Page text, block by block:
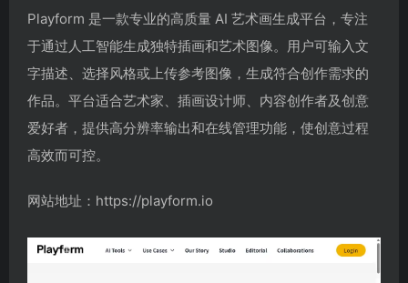
Playform 是一款专业的高质量 AI 艺术画生成平台，专注
于通过人工智能生成独特插画和艺术图像。用户可输入文
字描述、选择风格或上传参考图像，生成符合创作需求的
作品。平台适合艺术家、插画设计师、内容创作者及创意
爱好者，提供高分辨率输出和在线管理功能，使创意过程
高效而可控。
网站地址：https://playform.io